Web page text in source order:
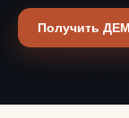
Получить